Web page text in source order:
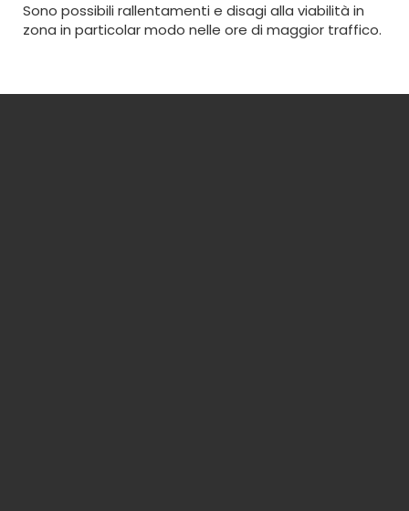
Sono possibili rallentamenti e disagi alla viabilità in
zona in particolar modo nelle ore di maggior traffico.